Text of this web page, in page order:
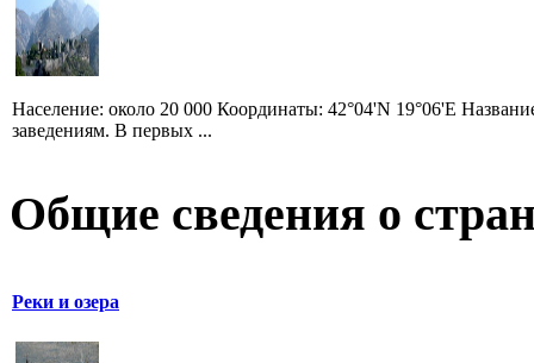
Население: около 20 000 Координаты: 42°04'N 19°06'E
заведениям. В первых ...
Общие сведения о
Реки и озера